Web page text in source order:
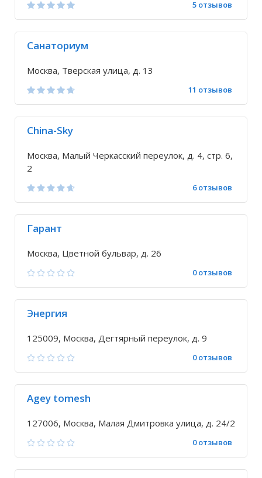
5 отзывов
Санаториум
Москва, Тверская улица, д. 13
11 отзывов
China-Sky
Москва, Малый Черкасский переулок, д. 4, стр. 6,
2
6 отзывов
Гарант
Москва, Цветной бульвар, д. 26
0 отзывов
Энергия
125009, Москва, Дегтярный переулок, д. 9
0 отзывов
Agey tomesh
127006, Москва, Малая Дмитровка улица, д. 24/2
0 отзывов